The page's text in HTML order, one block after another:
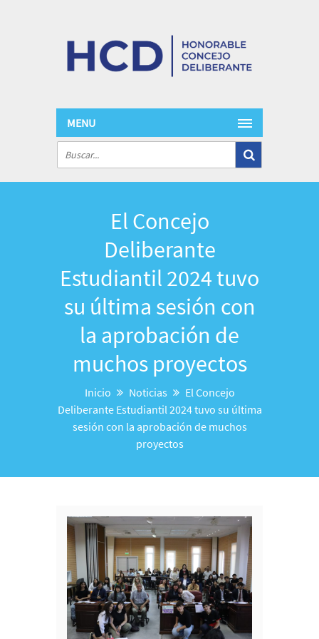
MENU
El Concejo
Deliberante
Estudiantil 2024 tuvo
su última sesión con
la aprobación de
muchos proyectos
Inicio Noticias
El Concejo
Deliberante Estudiantil 2024 tuvo su última
sesión con la aprobación de muchos
proyectos